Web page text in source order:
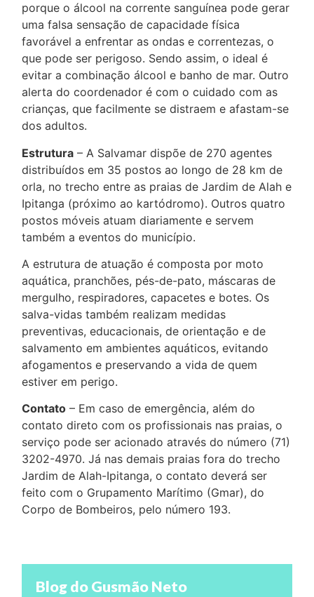
porque o álcool na corrente sanguínea pode gerar
uma falsa sensação de capacidade física
favorável a enfrentar as ondas e correntezas, o
que pode ser perigoso. Sendo assim, o ideal é
evitar a combinação álcool e banho de mar. Outro
alerta do coordenador é com o cuidado com as
crianças, que facilmente se distraem e afastam-se
dos adultos.
Estrutura – A Salvamar dispõe de 270 agentes
distribuídos em 35 postos ao longo de 28 km de
orla, no trecho entre as praias de Jardim de Alah e
Ipitanga (próximo ao kartódromo). Outros quatro
postos móveis atuam diariamente e servem
também a eventos do município.
A estrutura de atuação é composta por moto
aquática, pranchões, pés-de-pato, máscaras de
mergulho, respiradores, capacetes e botes. Os
salva-vidas também realizam medidas
preventivas, educacionais, de orientação e de
salvamento em ambientes aquáticos, evitando
afogamentos e preservando a vida de quem
estiver em perigo.
Contato – Em caso de emergência, além do
contato direto com os profissionais nas praias, o
serviço pode ser acionado através do número (71)
3202-4970. Já nas demais praias fora do trecho
Jardim de Alah-Ipitanga, o contato deverá ser
feito com o Grupamento Marítimo (Gmar), do
Corpo de Bombeiros, pelo número 193.
Blog do Gusmão Neto